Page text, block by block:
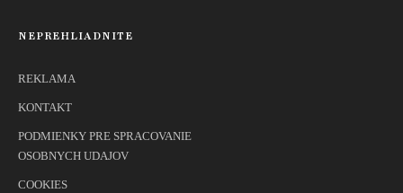
NEPREHLIADNITE
REKLAMA
KONTAKT
PODMIENKY PRE SPRACOVANIE
OSOBNYCH UDAJOV
COOKIES